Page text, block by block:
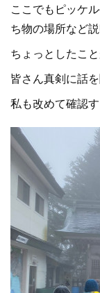
ここでもピッケ
ち物の場所など説
ちょっとしたこ
皆さん真剣に話を
私も改めて確認